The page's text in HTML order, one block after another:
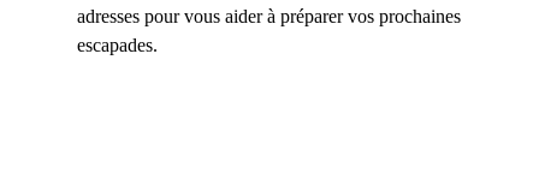
adresses pour vous aider à préparer vos prochaines
escapades.